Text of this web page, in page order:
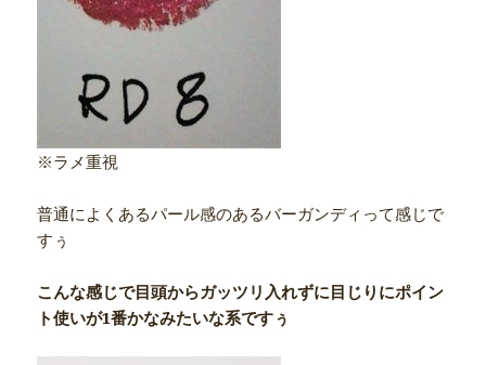
※ラメ重視
普通によくあるパール感のあるバーガンディって感じで
すぅ
こんな感じで目頭からガッツリ入れずに目じりにポイン
ト使いが1番かなみたいな系ですぅ